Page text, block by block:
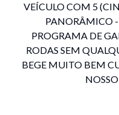
VEÍCULO COM 5
PANORÂMICO
PROGRAMA DE
RODAS SEM
BEGE MUITO BEM